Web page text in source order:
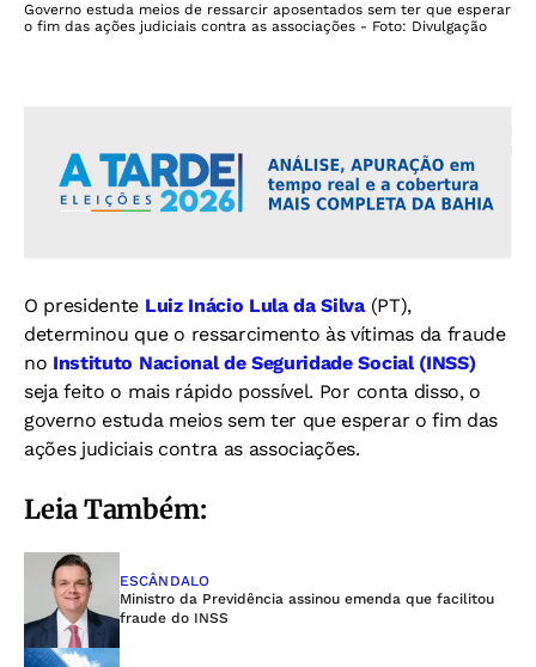
Governo estuda meios de ressarcir aposentados sem ter que esperar
o fim das ações judiciais contra as associações - Foto: Divulgação
O presidente Luiz Inácio Lula da Silva (PT),
determinou que o ressarcimento às vítimas da fraude
no Instituto Nacional de Seguridade Social (INSS)
seja feito o mais rápido possível. Por conta disso, o
governo estuda meios sem ter que esperar o fim das
ações judiciais contra as associações.
Leia Também:
ESCÂNDALO
Ministro da Previdência assinou emenda que facilitou
fraude do INSS